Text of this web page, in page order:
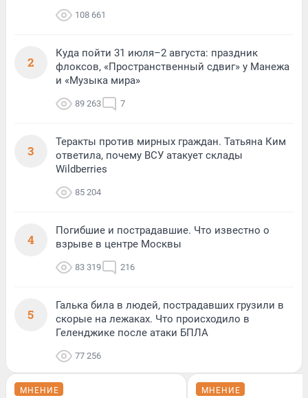
108 661
2
Куда пойти 31 июля–2 августа: праздник
флоксов, «Пространственный сдвиг» у Манежа
и «Музыка мира»
89 263 7
3
Теракты против мирных граждан. Татьяна Ким
ответила, почему ВСУ атакует склады
Wildberries
85 204
4
Погибшие и пострадавшие. Что известно о
взрыве в центре Москвы
83 319 216
5
Галька била в людей, пострадавших грузили в
скорые на лежаках. Что происходило в
Геленджике после атаки БПЛА
77 256
МНЕНИЕ МНЕНИЕ